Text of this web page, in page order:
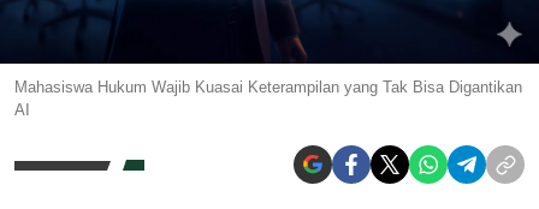
Mahasiswa Hukum Wajib Kuasai Keterampilan yang Tak Bisa Digantikan
AI